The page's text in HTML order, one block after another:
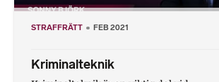
STRAFFRÄTT FEB 2021
Kriminalteknik